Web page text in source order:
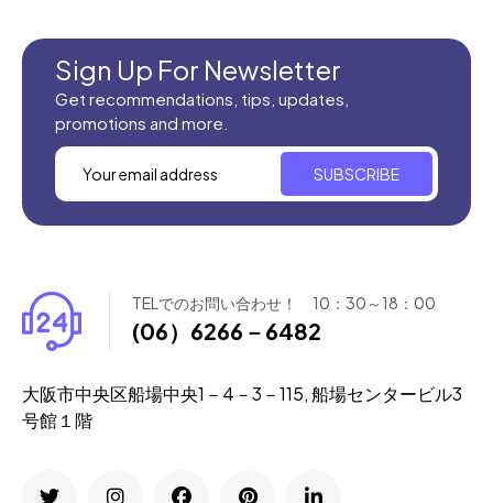
新商品入荷
Sign Up For Newsletter
Get recommendations, tips, updates,
promotions and more.
SUBSCRIBE
TELでのお問い合わせ！ 10：30～18：00
(06）6266－6482
大阪市中央区船場中央1－4－3－115, 船場センタービル3
号館１階